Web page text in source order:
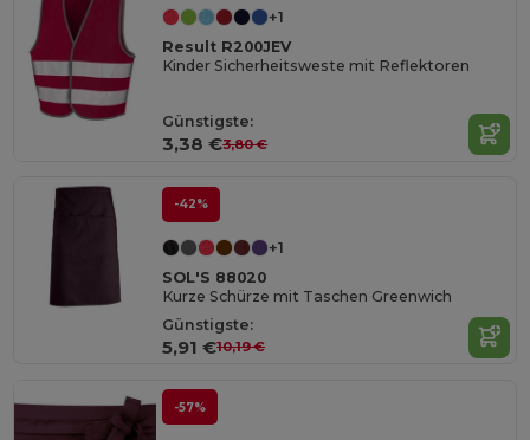
+1
Result R200JEV
Kinder Sicherheitsweste mit Reflektoren
Günstigste:
3,38 €3,80 €
-42%
+1
SOL'S 88020
Kurze Schürze mit Taschen Greenwich
Günstigste:
5,91 €10,19 €
-57%